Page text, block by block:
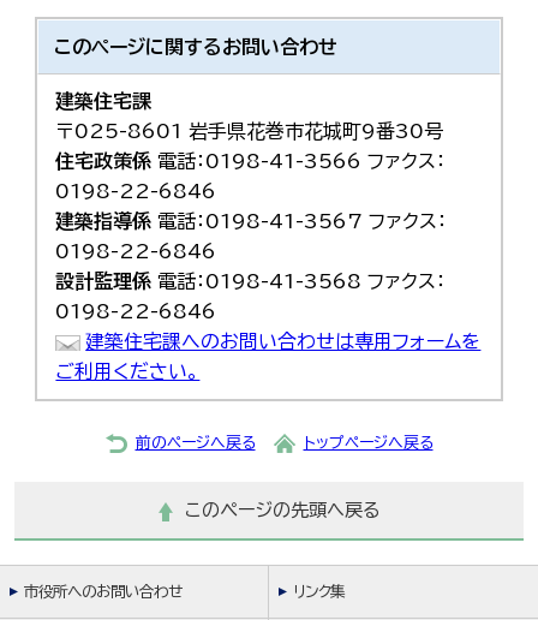
このページに関するお問い合わせ
建築住宅課
〒025-8601 岩手県花巻市花城町9番30号
住宅政策係 電話：0198-41-3566 ファクス：
0198-22-6846
建築指導係 電話：0198-41-3567 ファクス：
0198-22-6846
設計監理係 電話：0198-41-3568 ファクス：
0198-22-6846
建築住宅課へのお問い合わせは専用フォームを
ご利用ください。
前のページへ戻る トップページへ戻る
このページの先頭へ戻る
市役所へのお問い合わせ リンク集